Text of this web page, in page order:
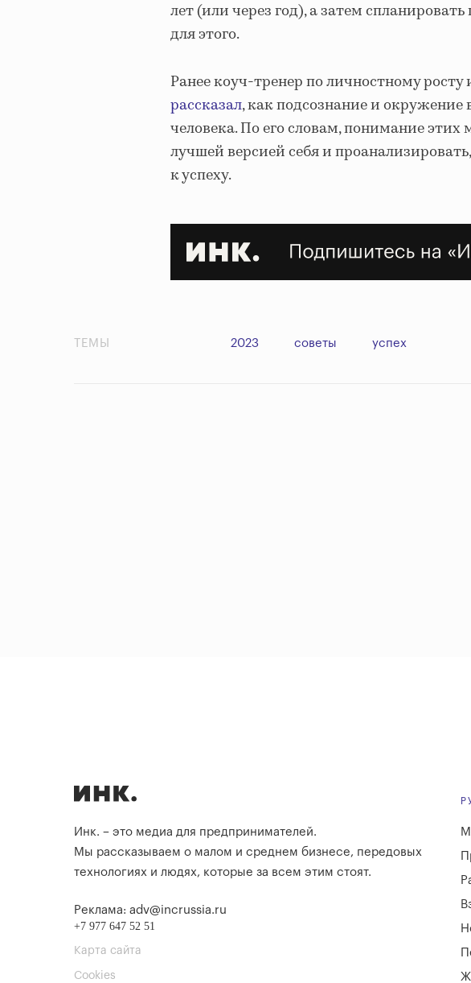
лет (или через год), а затем
для этого.
Ранее коуч-тренер по личностному
рассказал, как подсознание и
человека. По его словам, понимание
лучшей версией себя и
к успеху.
ТЕМЫ 2023 советы успех
Инк. – это медиа для предпринимателей.
Мы рассказываем о малом и среднем бизнесе, передовых
технологиях и людях, которые за всем этим стоят.
Реклама: adv@incrussia.ru
+7 977 647 52 51
Карта сайта
Cookies